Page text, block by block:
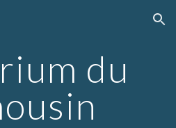
Skip to navigation
du